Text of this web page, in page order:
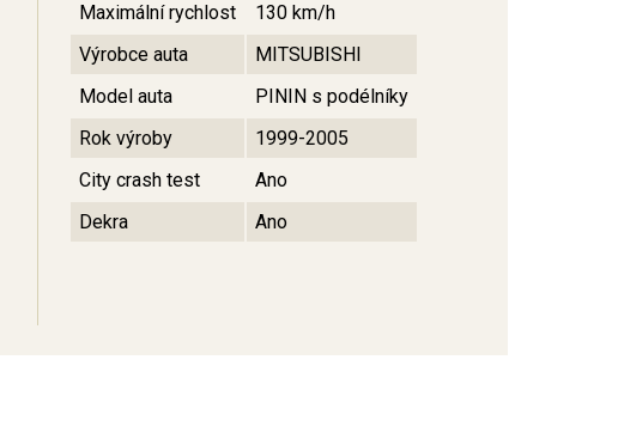
Maximální rychlost
130 km/h
Výrobce auta
MITSUBISHI
Model auta
PININ s podélníky
Rok výroby
1999-2005
City crash test
Ano
Dekra
Ano